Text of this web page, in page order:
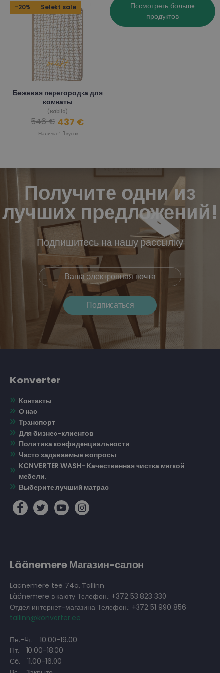
-20% Selekt sale
Бежевая перегородка для
комнаты
(Babilo)
Наличие: 1 кусок
546 € 437 €
Посмотреть больше
продуктов
Получите одни из
лучших предложений!
Подпишитесь на нашу рассылку
Konverter
Контакты
О нас
Транспорт
Для бизнес-клиентов
Политика конфиденциальности
Часто задаваемые вопросы
KONVERTER WASH- Качественная чистка мягкой
мебели.
Выберите лучший матрас
Läänemere Магазин-салон
Läänemere tee 74a, Tallinn
Läänemere в каюту Телефон.: +372 53 823 330
Отдел интернет-магазина Телефон.: +372 51 990 856
tallinn@konverter.ee
Пн.-Чт.
10.00-19.00
Пт.
10.00-18.00
Сб.
11.00-16.00